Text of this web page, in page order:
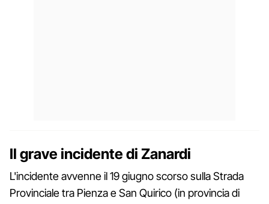
Il grave incidente di Zanardi
L'incidente avvenne il 19 giugno scorso sulla Strada
Provinciale tra Pienza e San Quirico (in provincia di